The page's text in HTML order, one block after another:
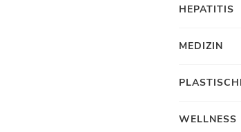
HEPATITIS
MEDIZIN
WELLNESS